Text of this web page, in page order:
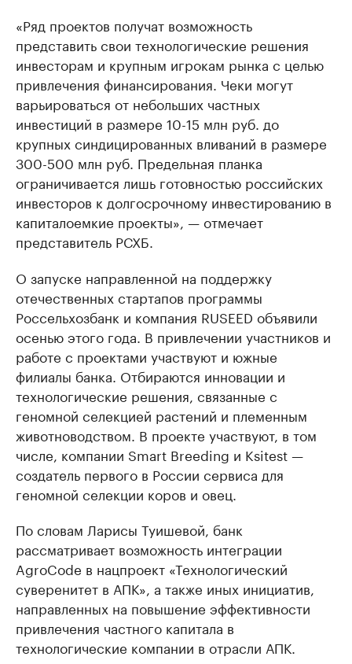
«Ряд проектов получат возможность
представить свои технологические решения
инвесторам и крупным игрокам рынка с целью
привлечения финансирования. Чеки могут
варьироваться от небольших частных
инвестиций в размере 10-15 млн руб. до
крупных синдицированных вливаний в размере
300-500 млн руб. Предельная планка
ограничивается лишь готовностью российских
инвесторов к долгосрочному инвестированию в
капиталоемкие проекты», — отмечает
представитель РСХБ.
О запуске направленной на поддержку
отечественных стартапов программы
Россельхозбанк и компания RUSEED объявили
осенью этого года. В привлечении участников и
работе с проектами участвуют и южные
филиалы банка. Отбираются инновации и
технологические решения, связанные с
геномной селекцией растений и племенным
животноводством. В проекте участвуют, в том
числе, компании Smart Breeding и Ksitest —
создатель первого в России сервиса для
геномной селекции коров и овец.
По словам Ларисы Туишевой, банк
рассматривает возможность интеграции
AgroCode в нацпроект «Технологический
суверенитет в АПК», а также иных инициатив,
направленных на повышение эффективности
привлечения частного капитала в
технологические компании в отрасли АПК.